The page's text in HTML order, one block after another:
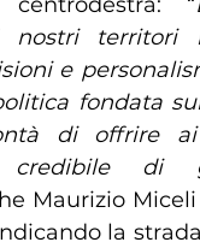
nostri territori
e
fondata
di offrire
credibile di
Maurizio
la